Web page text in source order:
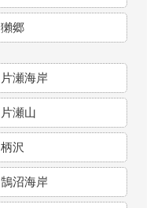
獺郷
片瀬海岸
片瀬山
柄沢
鵠沼海岸